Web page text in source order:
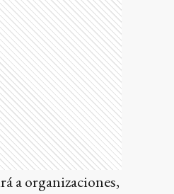
a organizaciones,